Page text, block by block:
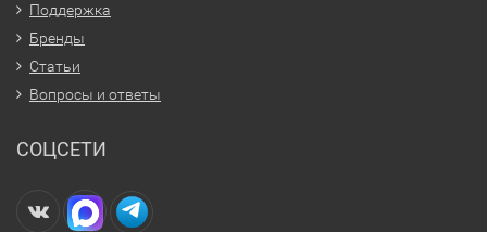
Поддержка
Бренды
Статьи
Вопросы и ответы
СОЦСЕТИ